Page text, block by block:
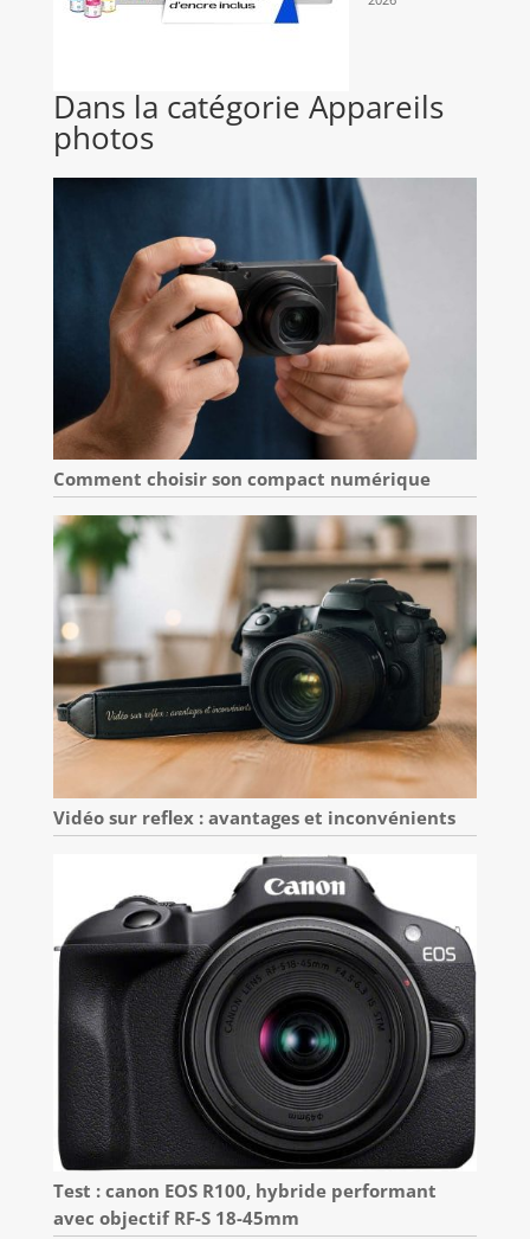
Dans la catégorie Appareils
photos
Comment choisir son compact numérique
Vidéo sur reflex : avantages et inconvénients
Test : canon EOS R100, hybride performant
avec objectif RF-S 18-45mm